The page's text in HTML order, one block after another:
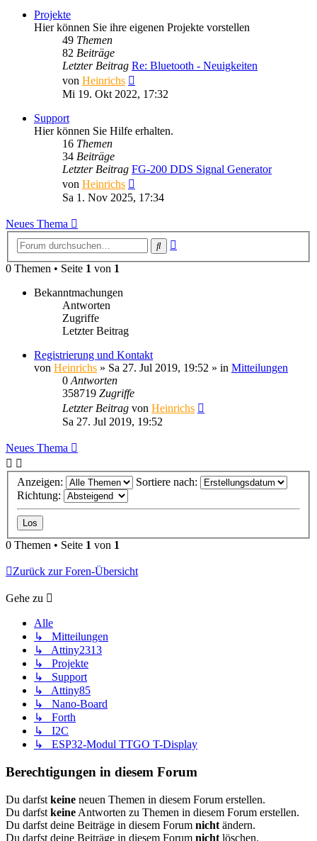
Projekte
Hier können Sie ihre eigenen Projekte vorstellen
49 Themen
82 Beiträge
Letzter Beitrag Re: Bluetooth - Neuigkeiten
von Heinrichs
Beitrag
Mi 19. Okt 2022, 17:32
Support
Hier können Sie Hilfe erhalten.
16 Themen
34 Beiträge
Letzter Beitrag FG-200 DDS Signal Generator
von Heinrichs
Beitrag
Sa 1. Nov 2025, 17:34
Neues Thema
Suche
0 Themen • Seite 1 von 1
Bekanntmachungen
Antworten
Zugriffe
Letzter Beitrag
Registrierung und Kontakt
von Heinrichs » Sa 27. Jul 2019, 19:52 » in Mitteilungen
0 Antworten
358719 Zugriffe
Letzter Beitrag von Heinrichs
Sa 27. Jul 2019, 19:52
Neues Thema
Anzeigen:
Sortiere nach:
Richtung:
0 Themen • Seite 1 von 1
Zurück zur Foren-Übersicht
Gehe zu
Alle
↳ Mitteilungen
↳ Attiny2313
↳ Projekte
↳ Support
↳ Attiny85
↳ Nano-Board
↳ Forth
↳ I2C
↳ ESP32-Modul TTGO T-Display
Berechtigungen in diesem Forum
Du darfst keine neuen Themen in diesem Forum erstellen.
Du darfst keine Antworten zu Themen in diesem Forum erstellen.
Du darfst deine Beiträge in diesem Forum nicht ändern.
Du darfst deine Beiträge in diesem Forum nicht löschen.